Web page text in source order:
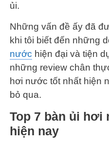
ủi.
Những vấn đề ấy đã
khi tôi biết đến những
nước hiện đại và tiện
những review chân
hơi nước tốt nhất hiện
bỏ qua.
Top 7 bàn ủi hơi
hiện nay